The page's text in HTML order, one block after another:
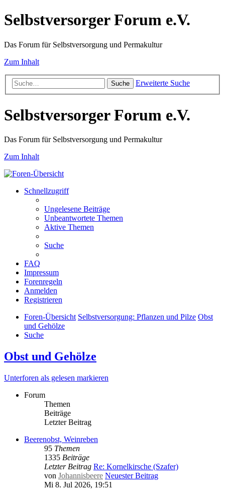
Selbstversorger Forum e.V.
Das Forum für Selbstversorgung und Permakultur
Zum Inhalt
Suche Erweiterte Suche
Selbstversorger Forum e.V.
Das Forum für Selbstversorgung und Permakultur
Zum Inhalt
Schnellzugriff
Ungelesene Beiträge
Unbeantwortete Themen
Aktive Themen
Suche
FAQ
Impressum
Forenregeln
Anmelden
Registrieren
Foren-Übersicht Selbstversorgung: Pflanzen und Pilze Obst
und Gehölze
Suche
Obst und Gehölze
Unterforen als gelesen markieren
Forum
Themen
Beiträge
Letzter Beitrag
Beerenobst, Weinreben
95 Themen
1335 Beiträge
Letzter Beitrag Re: Kornelkirsche (Szafer)
von Johannisbeere Neuester Beitrag
Mi 8. Jul 2026, 19:51